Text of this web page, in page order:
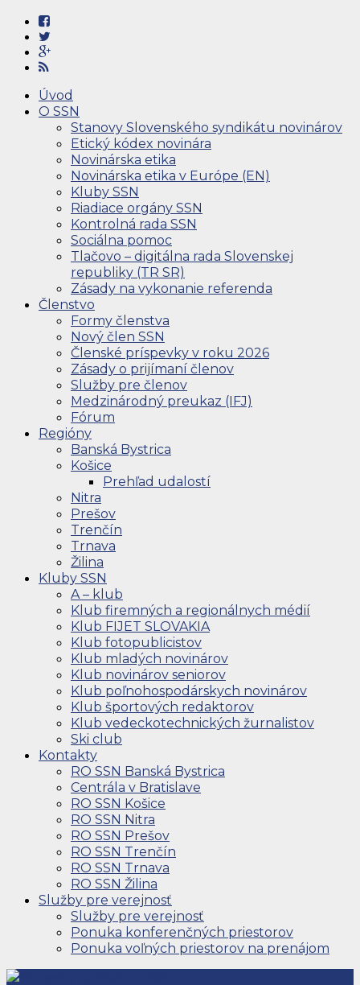
Úvod
O SSN
Stanovy Slovenského syndikátu novinárov
Etický kódex novinára
Novinárska etika
Novinárska etika v Európe (EN)
Kluby SSN
Riadiace orgány SSN
Kontrolná rada SSN
Sociálna pomoc
Tlačovo – digitálna rada Slovenskej
republiky (TR SR)
Zásady na vykonanie referenda
Členstvo
Formy členstva
Nový člen SSN
Členské príspevky v roku 2026
Zásady o prijímaní členov
Služby pre členov
Medzinárodný preukaz (IFJ)
Fórum
Regióny
Banská Bystrica
Košice
Prehľad udalostí
Nitra
Prešov
Trenčín
Trnava
Žilina
Kluby SSN
A – klub
Klub firemných a regionálnych médií
Klub FIJET SLOVAKIA
Klub fotopublicistov
Klub mladých novinárov
Klub novinárov seniorov
Klub poľnohospodárskych novinárov
Klub športových redaktorov
Klub vedeckotechnických žurnalistov
Ski club
Kontakty
RO SSN Banská Bystrica
Centrála v Bratislave
RO SSN Košice
RO SSN Nitra
RO SSN Prešov
RO SSN Trenčín
RO SSN Trnava
RO SSN Žilina
Služby pre verejnosť
Služby pre verejnosť
Ponuka konferenčných priestorov
Ponuka voľných priestorov na prenájom